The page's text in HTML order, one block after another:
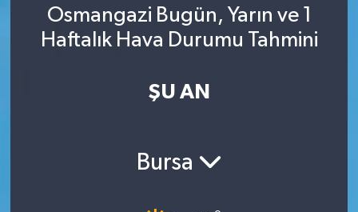
Osmangazi Bugün, Yarın ve 1
Haftalık Hava Durumu Tahmini
ŞU AN
Bursa
Süper Lig Puan Durumu ve Fikstür